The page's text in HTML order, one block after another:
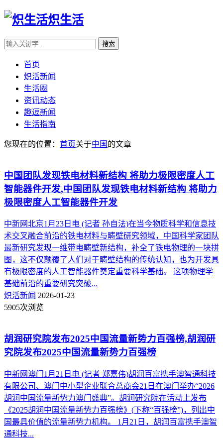
炽生活
首页
炽活新闻
生活圈
资讯动态
趣逗新闻
生活指南
您现在的位置： 首页关于中国 的文章
中国团队发现铁电材料新结构 将助力极限密度人工
智能器件开发,中国团队发现铁电材料新结构 将助力
极限密度人工智能器件开发
中新网北京1月23日电 (记者 孙自法)在当今物质科学和信息技
术交叉融合前沿的铁电材料与畴壁研究领域，中国科学家团队
最新研究发现一维带电畴壁新结构，补全了铁电物理的一块拼
图，这不仅颠覆了人们对于畴壁结构的传统认知，也为开发具
有极限密度的人工智能器件奠定重要科学基础。 这项物理学
基础前沿的重要研究突破...
炽活新闻 2026-01-23
5905次浏览
胡润研究院发布2025中国流量新势力百强榜,胡润研
究院发布2025中国流量新势力百强榜
中新网澳门1月21日电 (记者 郑嘉伟)胡润百富携手澳智通科技
有限公司、澳门中小型企业联合总商会21日在澳门举办“2026
胡润中国流量新势力澳门盛典”。胡润研究院在活动上发布
《2025胡润中国流量新势力百强榜》(下称“百强榜”)，列出中
国最具价值的流量新势力机构。 1月21日，胡润百富携手澳智
通科技...